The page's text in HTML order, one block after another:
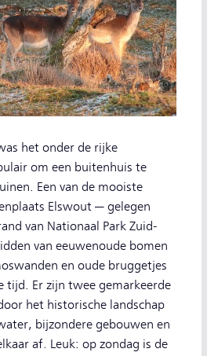
het onder de rijke
om een buitenhuis te
Een van de mooiste
Elswout — gelegen
van Nationaal Park Zuid-
van eeuwenoude bomen
en oude bruggetjes
tijd. Er zijn twee gemarkeerde
het historische landschap
bijzondere gebouwen en
af. Leuk: op zondag is de